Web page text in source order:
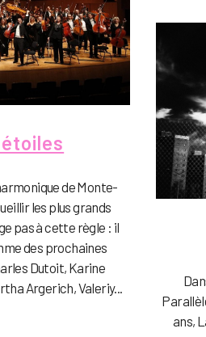
de Monte-
les plus grands
pas à cette règle : il
des prochaines
Dutoit, Karine
Argerich, Valeriy...
ans,